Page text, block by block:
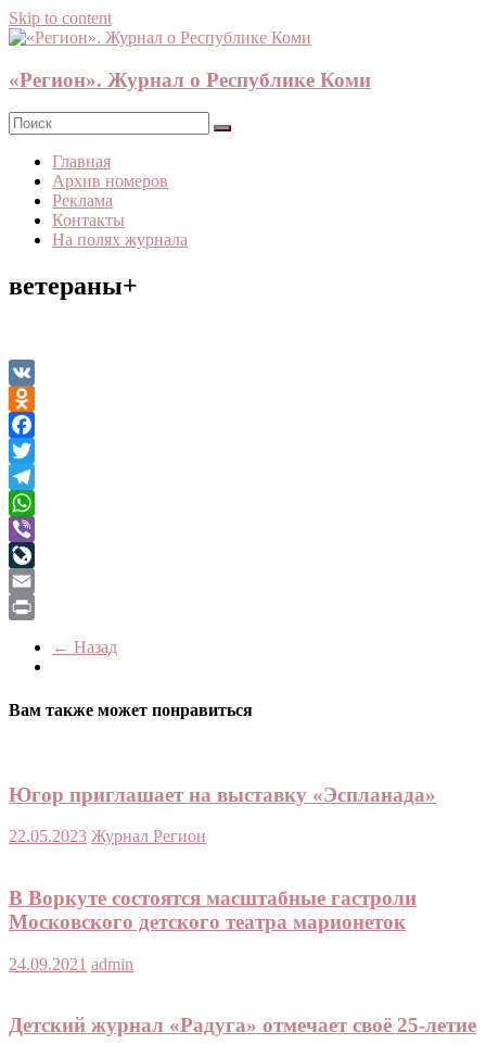
Skip to content
«Регион». Журнал о Республике Коми
Главная
Архив номеров
Реклама
Контакты
На полях журнала
ветераны+
VK
Odnoklassniki
Facebook
Twitter
Telegram
WhatsApp
Viber
LiveJournal
Email
← Назад
Вам также может понравиться
Югор приглашает на выставку «Эспланада»
22.05.2023 Журнал Регион
В Воркуте состоятся масштабные гастроли
Московского детского театра марионеток
24.09.2021 admin
Детский журнал «Радуга» отмечает своё 25-летие